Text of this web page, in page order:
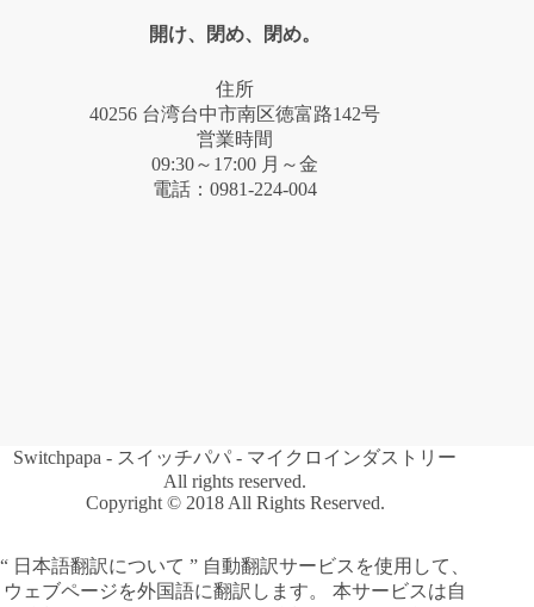
開け、閉め、閉め。
住所
40256 台湾台中市南区徳富路142号
営業時間
09:30～17:00 月～金
電話：0981-224-004
Switchpapa - スイッチパパ - マイクロインダストリー
All rights reserved.
Copyright © 2018 All Rights Reserved.
“ 日本語翻訳について ” 自動翻訳サービスを使用して、
ウェブページを外国語に翻訳します。 本サービスは自